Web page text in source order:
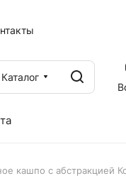
Каталог
кашпо с абстракцией